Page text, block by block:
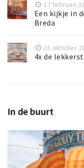
27 februari
Een kijkje in
Breda
25 oktober
4x de
In de buurt